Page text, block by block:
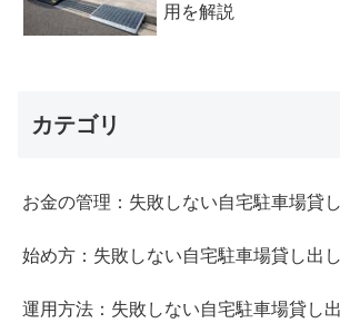
用を解説
カテゴリ
お金の管理：失敗しない自宅駐車場貸
始め方：失敗しない自宅駐車場貸し出し
運用方法：失敗しない自宅駐車場貸し